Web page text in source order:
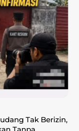
Tak Berizin,
Tanpa